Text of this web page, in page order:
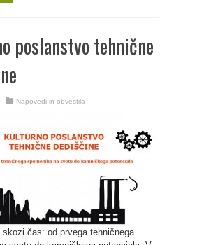
poslanstvo tehnične
Napovedi in obvestila
skozi čas: od prvega tehničnega